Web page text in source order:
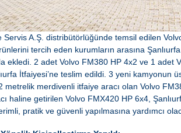
Servis A.Ş. distribütörlüğünde temsil edilen
tercih eden kurumların arasına
ekledi. 2 adet Volvo FM380 HP 4x2 ve 1 adet
İtfaiyesi’ne teslim edildi. 3 yeni kamyonun
metrelik merdivenli itfaiye aracı olan Volvo
haline getirilen Volvo FMX420 HP 6x4,
pratik ve güvenli yapılmasına yardımcı